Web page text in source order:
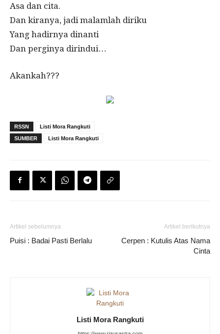
Asa dan cita.
Dan kiranya, jadi malamlah diriku
Yang hadirnya dinanti
Dan perginya dirindui…
Akankah???
RSSN
Listi Mora Rangkuti
SUMBER
Listi Mora Rangkuti
Artikel sebelumnya
Puisi : Badai Pasti Berlalu
Artikel berikutnya
Cerpen : Kutulis Atas Nama
Cinta
Listi Mora Rangkuti